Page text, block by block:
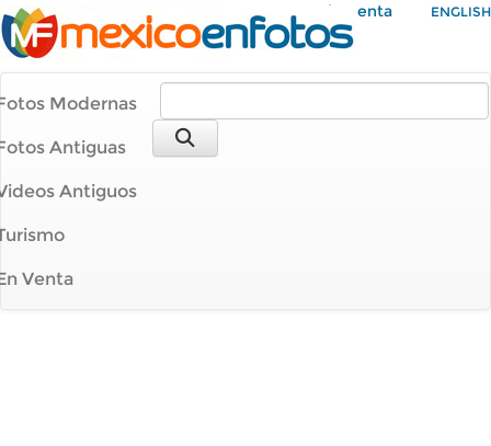
Mi Cuenta ENGLISH
Modernas
Antiguas
Antiguos
Venta